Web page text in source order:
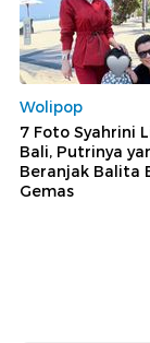
Wolipop
7 Foto Syahrini
Bali, Putrinya
Beranjak Balita
Gemas